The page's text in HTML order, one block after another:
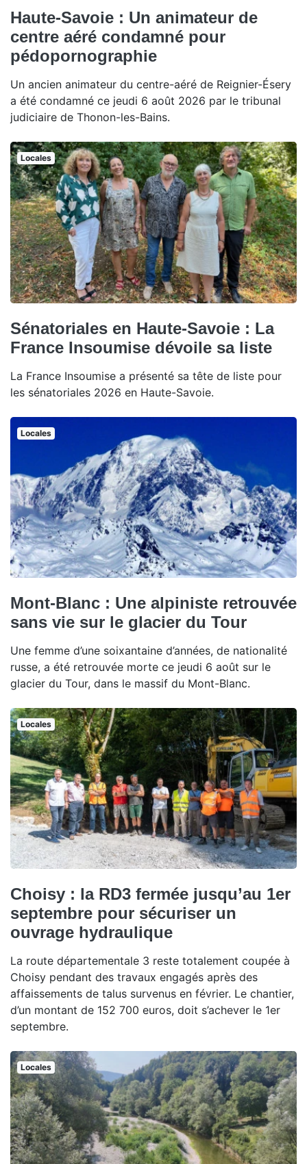
Haute-Savoie : Un animateur de
centre aéré condamné pour
pédopornographie
Un ancien animateur du centre-aéré de Reignier-Ésery
a été condamné ce jeudi 6 août 2026 par le tribunal
judiciaire de Thonon-les-Bains.
Locales
Sénatoriales en Haute-Savoie : La
France Insoumise dévoile sa liste
La France Insoumise a présenté sa tête de liste pour
les sénatoriales 2026 en Haute-Savoie.
Locales
Mont-Blanc : Une alpiniste retrouvée
sans vie sur le glacier du Tour
Une femme d’une soixantaine d’années, de nationalité
russe, a été retrouvée morte ce jeudi 6 août sur le
glacier du Tour, dans le massif du Mont-Blanc.
Locales
Choisy : la RD3 fermée jusqu’au 1er
septembre pour sécuriser un
ouvrage hydraulique
La route départementale 3 reste totalement coupée à
Choisy pendant des travaux engagés après des
affaissements de talus survenus en février. Le chantier,
d’un montant de 152 700 euros, doit s’achever le 1er
septembre.
Locales